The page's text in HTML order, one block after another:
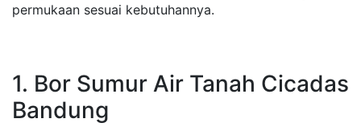
permukaan sesuai kebutuhannya.
1. Bor Sumur Air Tanah Cicadas
Bandung